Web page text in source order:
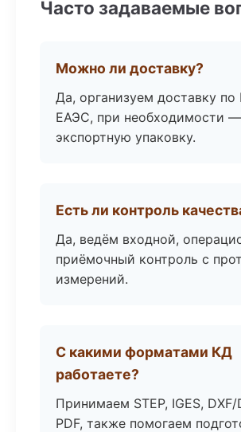
Часто задаваемые
Можно ли доставку?
Да, организуем доставку
ЕАЭС, при необходимости —
экспортную упаковку.
Есть ли контроль
Да, ведём входной,
приёмочный контроль с
измерений.
С какими форматами КД
работаете?
Принимаем STEP, IGES, DXF/
PDF, также помогаем